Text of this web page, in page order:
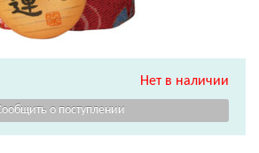
Нет в наличии